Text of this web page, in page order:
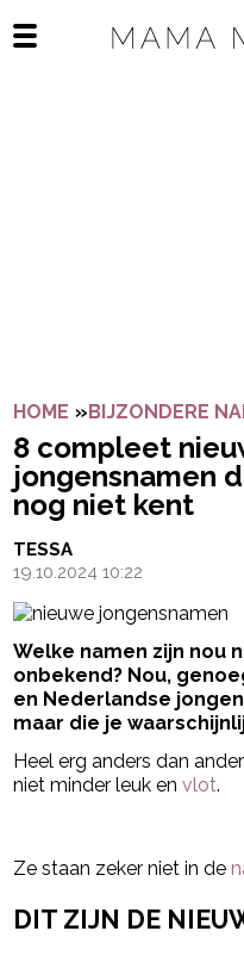
Open het mobiele menu
HOME »BIJZONDERE
8 compleet
jongensnamen
nog niet kent
TESSA
19.10.2024 10:22
Welke namen zijn nou
onbekend? Nou,
en Nederlandse
maar die je
Heel erg anders dan
niet minder leuk envlot.
Ze staan zeker niet in de
DIT ZIJN DE